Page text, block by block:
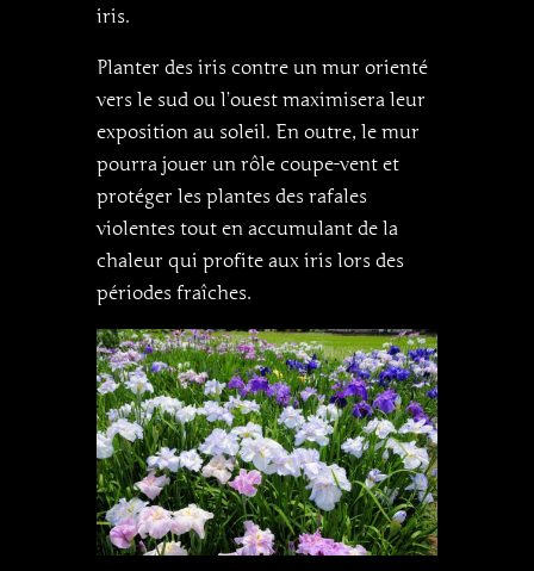
iris.
Planter des iris contre un mur orienté
vers le sud ou l’ouest maximisera leur
exposition au soleil. En outre, le mur
pourra jouer un rôle coupe-vent et
protéger les plantes des rafales
violentes tout en accumulant de la
chaleur qui profite aux iris lors des
périodes fraîches.